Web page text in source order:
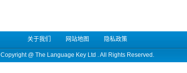
关于我们 网站地图 隐私政策
Copyright @ The Language Key Ltd . All Rights Reserved.